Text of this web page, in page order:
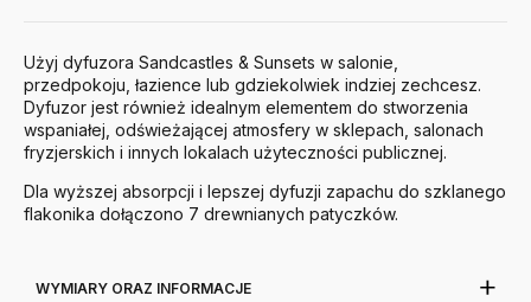
Użyj dyfuzora Sandcastles & Sunsets w salonie,
przedpokoju, łazience lub gdziekolwiek indziej zechcesz.
Dyfuzor jest również idealnym elementem do stworzenia
wspaniałej, odświeżającej atmosfery w sklepach, salonach
fryzjerskich i innych lokalach użyteczności publicznej.
Dla wyższej absorpcji i lepszej dyfuzji zapachu do szklanego
flakonika dołączono 7 drewnianych patyczków.
WYMIARY ORAZ INFORMACJE